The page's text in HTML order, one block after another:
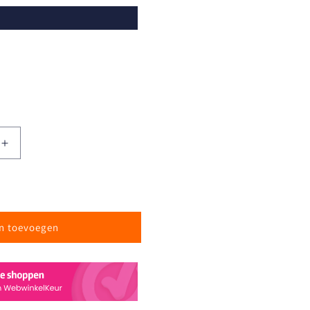
Aantal
verhogen
Top
toevoegen